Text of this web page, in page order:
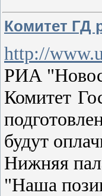
Комитет ГД
http://
РИА
Комитет
будут
Нижняя
"Наша